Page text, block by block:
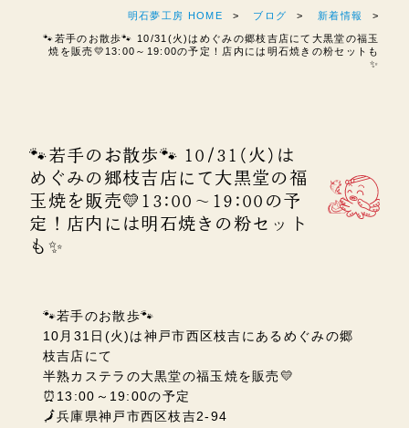
明石夢工房 HOME ブログ 新着情報
🐾若手のお散歩🐾 10/31(火)はめぐみの郷枝吉店にて大黒堂の福玉
焼を販売💛13:00～19:00の予定！店内には明石焼きの粉セットも
✨
🐾若手のお散歩🐾 10/31(火)は
めぐみの郷枝吉店にて大黒堂の福
玉焼を販売💛13:00～19:00の予
定！店内には明石焼きの粉セット
も✨
🐾若手のお散歩🐾
10月31日(火)は神戸市西区枝吉にあるめぐみの郷
枝吉店にて
半熟カステラの大黒堂の福玉焼を販売💛
⏰13:00～19:00の予定
🗾兵庫県神戸市西区枝吉2-94